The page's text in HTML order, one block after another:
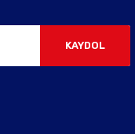
KAYDOL